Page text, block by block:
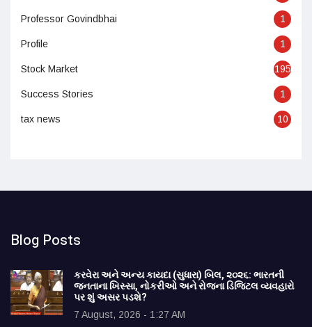
Professor Govindbhai 1
Profile 1
Stock Market 195
Success Stories 1
tax news 10
Blog Posts
કરવેરા અને અન્ય કાયદા (સુધારા) બિલ, ૨૦૨૬: ભારતની
જનતાના ખિસ્સા, નોકરીઓ અને રોજના ડિજિટલ વ્યવહારો
પર શું અસર પડશે?
7 August, 2026 - 1:27 AM